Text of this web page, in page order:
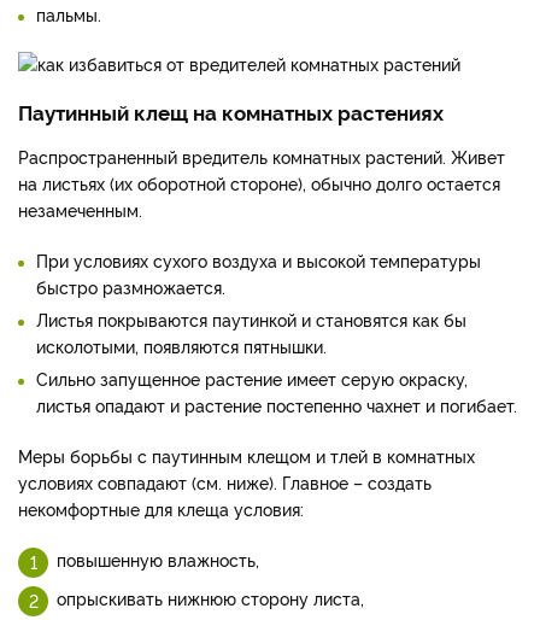
пальмы.
Паутинный клещ на комнатных растениях
Распространенный вредитель комнатных растений. Живет
на листьях (их оборотной стороне), обычно долго остается
незамеченным.
При условиях сухого воздуха и высокой температуры
быстро размножается.
Листья покрываются паутинкой и становятся как бы
исколотыми, появляются пятнышки.
Сильно запущенное растение имеет серую окраску,
листья опадают и растение постепенно чахнет и погибает.
Меры борьбы с паутинным клещом и тлей в комнатных
условиях совпадают (см. ниже). Главное – создать
некомфортные для клеща условия:
повышенную влажность,
опрыскивать нижнюю сторону листа,